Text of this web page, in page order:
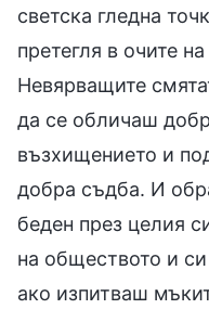
светска гледна
претегля в очите
Невярващите
да се обличаш
възхищението и
добра съдба. И
беден през целия
на обществото и
ако изпитваш